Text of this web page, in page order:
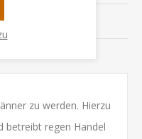
zu werden. Hierzu
betreibt regen Handel